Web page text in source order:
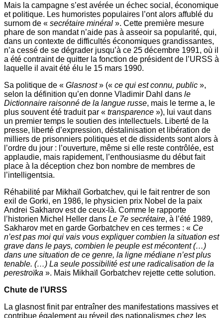
Mais la campagne s’est avérée un échec social, économique
et politique. Les humoristes populaires l’ont alors affublé du
surnom de « secrétaire minéral ». Cette première mesure
phare de son mandat n’aide pas à asseoir sa popularité, qui,
dans un contexte de difficultés économiques grandissantes,
n’a cessé de se dégrader jusqu’à ce 25 décembre 1991, où il
a été contraint de quitter la fonction de président de l’URSS à
laquelle il avait été élu le 15 mars 1990.
Sa politique de « Glasnost» (« ce qui est connu, public »,
selon la définition qu’en donne Vladimir Dahl dans le
Dictionnaire raisonné de la langue russe, mais le terme a, le
plus souvent été traduit par « transparence »), lui vaut dans
un premier temps le soutien des intellectuels. Liberté de la
presse, liberté d’expression, déstalinisation et libération de
milliers de prisonniers politiques et de dissidents sont alors à
l’ordre du jour : l’ouverture, même si elle reste contrôlée, est
applaudie, mais rapidement, l’enthousiasme du début fait
place à la déception chez bon nombre de membres de
l’intelligentsia.
Réhabilité par Mikhaïl Gorbatchev, qui le fait rentrer de son
exil de Gorki, en 1986, le physicien prix Nobel de la paix
Andrei Sakharov est de ceux-là. Comme le rapporte
l’historien Michel Heller dans Le 7e secrétaire, à l’été 1989,
Sakharov met en garde Gorbatchev en ces termes : « Ce
n’est pas moi qui vais vous expliquer combien la situation est
grave dans le pays, combien le peuple est mécontent (…)
dans une situation de ce genre, la ligne médiane n’est plus
tenable. (…) La seule possibilité est une radicalisation de la
perestroïka ». Mais Mikhaïl Gorbatchev rejette cette solution.
Chute de l’URSS
La glasnost finit par entraîner des manifestations massives et
contribue également au réveil des nationalismes chez les